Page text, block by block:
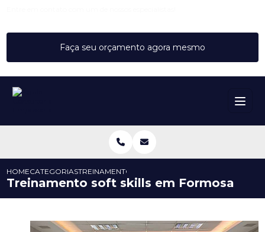
Faça seu orçamento agora mesmo
HOMECATEGORIASTREINAMENTO SOFT SKILLS EM FORMOSA
Treinamento soft skills em Formosa